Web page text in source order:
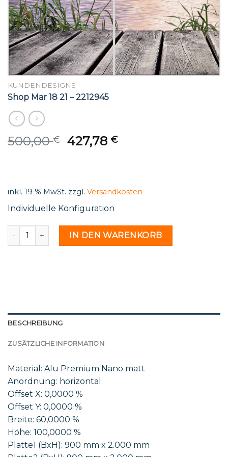
KUNDENDESIGNS
Shop Mar 18 21 – 2212945
500,00€ Original
427,78€Current
inkl. 19 % MwSt. zzgl. Versandkosten
Individuelle Konfiguration
Shop Mar 18 21 - 2212945 Menge
IN DEN WARENKORB
BESCHREIBUNG
ZUSÄTZLICHE INFORMATION
Material: Alu Premium Nano matt
Anordnung: horizontal
Offset X: 0,0000 %
Offset Y: 0,0000 %
Breite: 60,0000 %
Höhe: 100,0000 %
Platte1 (BxH): 900 mm x 2.000 mm